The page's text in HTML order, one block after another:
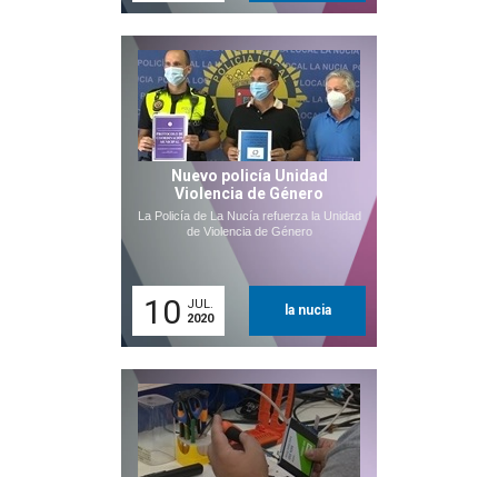
Nuevo policía Unidad
Violencia de Género
La Policía de La Nucía refuerza la Unidad
de Violencia de Género
10 JUL.
2020
la nucia